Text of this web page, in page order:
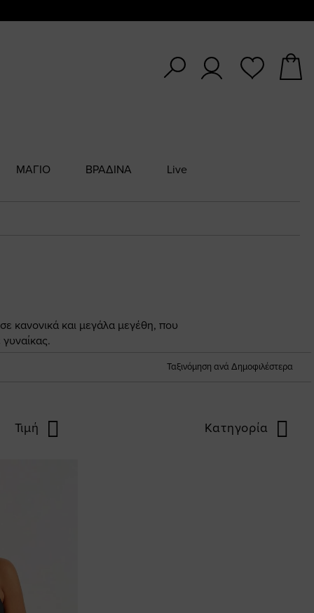
ΜΑΓΙΟ ΒΡΑΔΙΝΑ Live
κανονικά και μεγάλα μεγέθη, που
Ταξινόμηση ανά Δημοφιλέστερα
Τιμή Κατηγορία